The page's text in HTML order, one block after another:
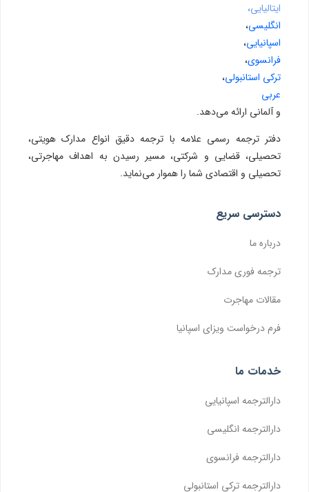
ایتالیایی،
انگلیسی،
اسپانیایی،
فرانسوی،
ترکی استانبولی،
عربی
و آلمانی ارائه می‌دهد.
دفتر ترجمه رسمی علامه با ترجمه دقیق انواع مدارک هویتی،
تحصیلی، قضایی و شرکتی، مسیر رسیدن به اهداف مهاجرتی،
تحصیلی و اقتصادی شما را هموار می‌نماید.
دسترسی سریع
درباره ما
ترجمه فوری مدارک
مقالات مهاجرت
فرم درخواست ویزای اسپانیا
خدمات ما
دارالترجمه اسپانیایی
دارالترجمه انگلیسی
دارالترجمه فرانسوی
دارالترجمه ترکی استانبولی